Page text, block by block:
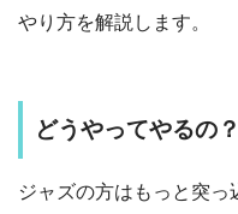
やり方を解説します。
どうやってやるの？
ジャズの方はもっと突